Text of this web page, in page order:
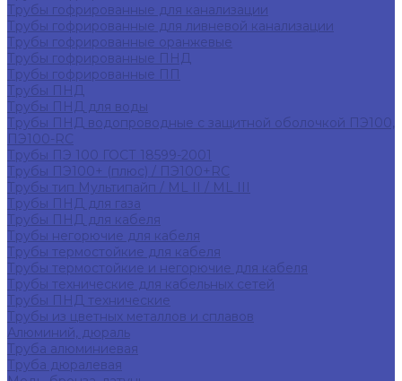
Трубы гофрированные для канализации
Трубы гофрированные для ливневой канализации
Трубы гофрированные оранжевые
Трубы гофрированные ПНД
Трубы гофрированные ПП
Трубы ПНД
Трубы ПНД для воды
Трубы ПНД водопроводные с защитной оболочкой ПЭ100,
ПЭ100-RC
Трубы ПЭ 100 ГОСТ 18599-2001
Трубы ПЭ100+ (плюс) / ПЭ100+RC
Трубы тип Мультипайп / ML II / ML III
Трубы ПНД для газа
Трубы ПНД для кабеля
Трубы негорючие для кабеля
Трубы термостойкие для кабеля
Трубы термостойкие и негорючие для кабеля
Трубы технические для кабельных сетей
Трубы ПНД технические
Трубы из цветных металлов и сплавов
Алюминий, дюраль
Труба алюминиевая
Труба дюралевая